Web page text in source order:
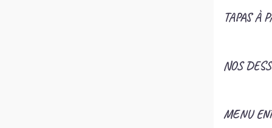
TAPAS À
NOS
MENU